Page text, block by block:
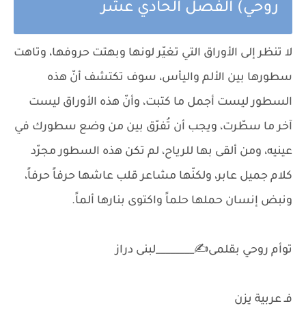
روحي) الفصل الحادي عشر
لا تنظر إلى الأوراق التي تغيّر لونها وبهتت حروفها، وتاهت
سطورها بين الألم واليأس، سوف تكتشف أنّ هذه
السطور ليست أجمل ما كتبت، وأنّ هذه الأوراق ليست
آخر ما سطّرت، ويجب أن تُفرّق بين من وضع سطورك في
عينيه، ومن ألقى بها للرياح، لم تكن هذه السطور مجرّد
كلام جميل عابر، ولكنّها مشاعر قلب عاشها حرفاً حرفاً،
ونبض إنسان حملها حلماً واكتوى بنارها ألماً.
توأم روحي بقلمى✍️________لبنى دراز
فـ عربية يزن